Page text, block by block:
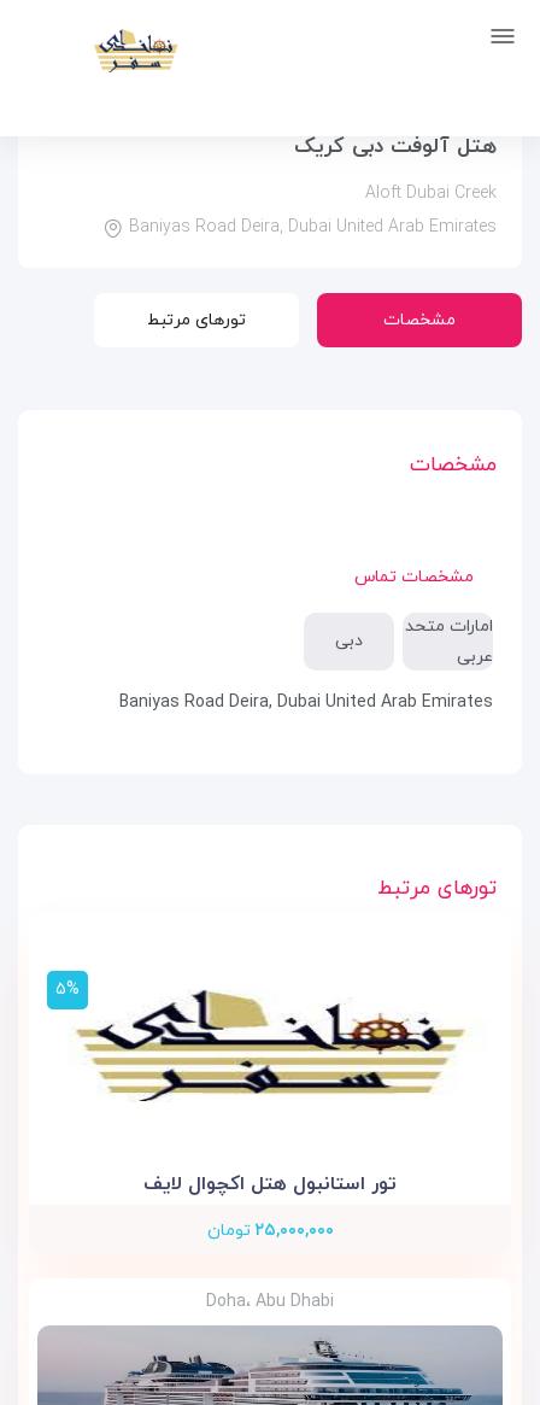
صفحه اصلی هتل آلوفت دبی کریک
هتل آلوفت دبی کریک
Aloft Dubai Creek
Baniyas Road Deira, Dubai United Arab Emirates
مشخصات تورهای مرتبط
مشخصات
مشخصات تماس
امارات متحد
عربی
دبی
Baniyas Road Deira, Dubai United Arab Emirates
تورهای مرتبط
تور استانبول هتل اکچوال لایف
۲۵,۰۰۰,۰۰۰ تومان
۵%
Doha، Abu Dhabi